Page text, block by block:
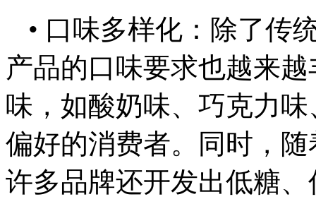
• 口味多样化：除了传
产品的口味要求也越来
味，如酸奶味、巧克力
偏好的消费者。同时，
许多品牌还开发出低糖